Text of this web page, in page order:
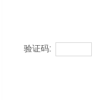
验证码: